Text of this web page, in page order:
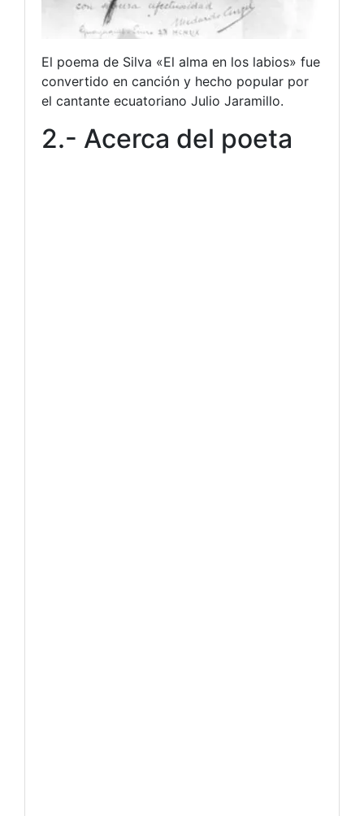
El poema de Silva «El alma en los labios» fue
convertido en canción y hecho popular por
el cantante ecuatoriano Julio Jaramillo.
2.- Acerca del poeta